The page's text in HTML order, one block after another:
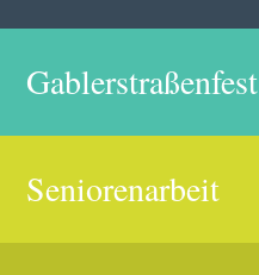
Gablerstraßenfest
Seniorenarbeit